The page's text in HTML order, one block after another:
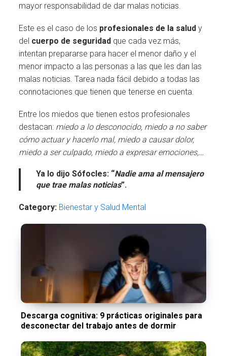
mayor responsabilidad de dar malas noticias.
Este es el caso de los profesionales de la salud y
del cuerpo de seguridad que cada vez más,
intentan prepararse para hacer el menor daño y el
menor impacto a las personas a las que les dan las
malas noticias. Tarea nada fácil debido a todas las
connotaciones que tienen que tenerse en cuenta.
Entre los miedos que tienen estos profesionales
destacan: miedo a lo desconocido, miedo a no saber
cómo actuar y hacerlo mal, miedo a causar dolor,
miedo a ser culpado, miedo a expresar emociones,…
Ya lo dijo Sófocles: “Nadie ama al mensajero
que trae malas noticias”.
Category: Bienestar y Salud Mental
Descarga cognitiva: 9 prácticas originales para
desconectar del trabajo antes de dormir